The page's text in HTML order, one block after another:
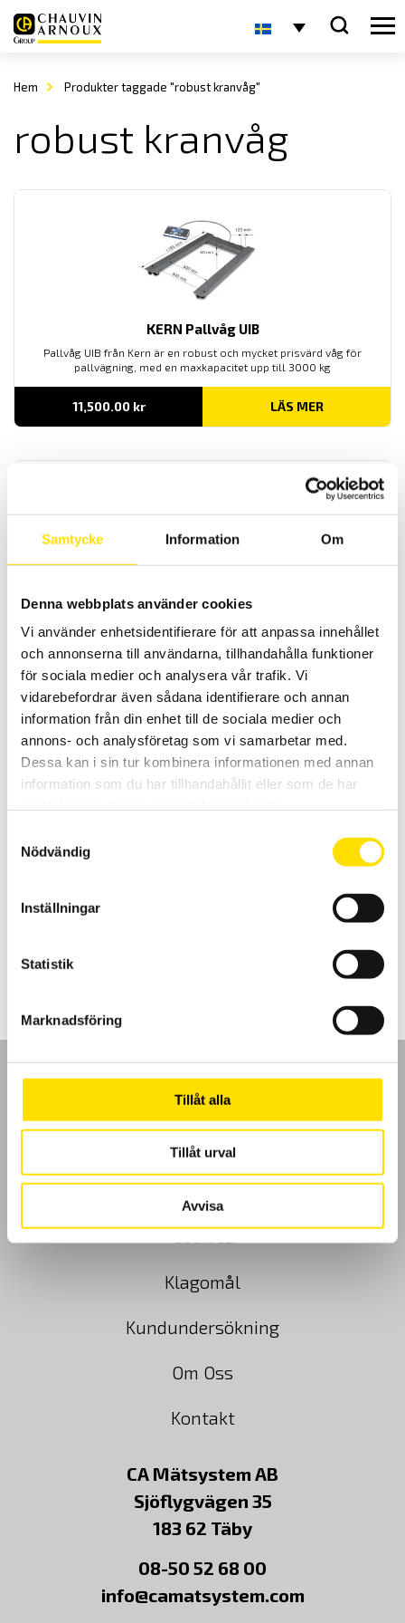
Samtycke Information Om
Denna webbplats använder cookies
Vi använder enhetsidentifierare för att anpassa innehållet
och annonserna till användarna, tillhandahålla funktioner
för sociala medier och analysera vår trafik. Vi
vidarebefordrar även sådana identifierare och annan
information från din enhet till de sociala medier och
annons- och analysföretag som vi samarbetar med.
Dessa kan i sin tur kombinera informationen med annan
information som du har tillhandahållit eller som de har
Nödvändig
Inställningar
Statistik
Marknadsföring
Tillåt alla
Tillåt urval
Avvisa
Hem Produkter taggade "robust kranvåg"
robust kranvåg
KERN Pallvåg UIB
Pallvåg UIB från Kern är en robust och mycket prisvärd våg för
pallvägning, med en maxkapacitet upp till 3000 kg
11,500.00 kr LÄS MER
KERN Pallvåg VHB
Mobil pallvåg VHB från Kern är en robust och mycket prisvärd våg
för pallvägning, den finns i 1 kapacitet [2 ton]
22,500.00 kr LÄS MER
Pallvåg UFB från Kern är en robust och mycket prisvärd våg för
pallvägning, den finns i 2 olika kapaciteter [0,6 ton och 1,5ton]
GDPR
Köpvillkor
Cookies
Klagomål
Kundundersökning
Om Oss
Kontakt
CA Mätsystem AB
Sjöflygvägen 35
183 62 Täby
08-50 52 68 00
info@camatsystem.com